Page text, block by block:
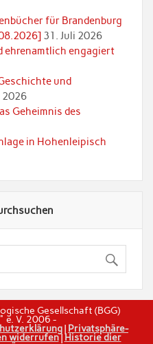
für Brandenburg
31. Juli 2026
ehrenamtlich engagiert
und
2026
Geheimnis des
in Hohenleipisch
Gesellschaft (BGG)
e. V. 2006 -
| Privatsphäre-
widerrufen|Historie dier